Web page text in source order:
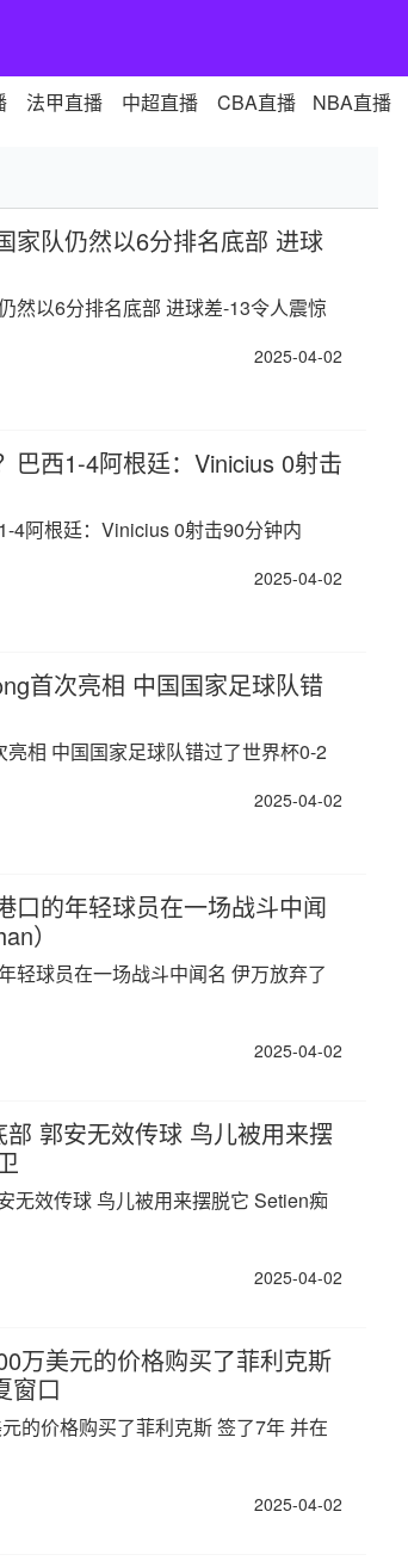
法甲直播 中超直播 CBA直播 NBA直播
家队仍然以6分排名底部 进球
然以6分排名底部 进球差-13令人震惊
2025-04-02
巴西1-4阿根廷：Vinicius 0射击
4阿根廷：Vinicius 0射击90分钟内
2025-04-02
首次亮相 中国国家足球队错
相 中国国家足球队错过了世界杯0-2
2025-04-02
口的年轻球员在一场战斗中闻
）
轻球员在一场战斗中闻名 伊万放弃了
2025-04-02
郭安无效传球 鸟儿被用来摆
无效传球 鸟儿被用来摆脱它 Setien痴
2025-04-02
万美元的价格购买了菲利克斯
窗口
的价格购买了菲利克斯 签了7年 并在
2025-04-02